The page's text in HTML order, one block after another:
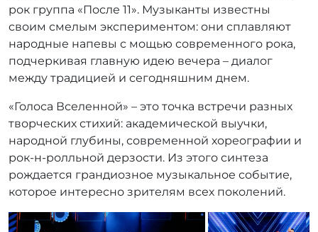
рок группа «После 11». Музыканты известны
своим смелым экспериментом: они сплавляют
народные напевы с мощью современного рока,
подчеркивая главную идею вечера – диалог
между традицией и сегодняшним днем.
«Голоса Вселенной» – это точка встречи разных
творческих стихий: академической выучки,
народной глубины, современной хореографии и
рок-н-ролльной дерзости. Из этого синтеза
рождается грандиозное музыкальное событие,
которое интересно зрителям всех поколений.